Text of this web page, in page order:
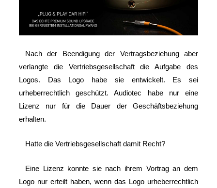
Nach der Beendigung der Vertragsbeziehung aber
verlangte die Vertriebsgesellschaft die Aufgabe des
Logos. Das Logo habe sie entwickelt. Es sei
urheberrechtlich geschützt. Audiotec habe nur eine
Lizenz nur für die Dauer der Geschäftsbeziehung
erhalten.
Hatte die Vertriebsgesellschaft damit Recht?
Eine Lizenz konnte sie nach ihrem Vortrag an dem
Logo nur erteilt haben, wenn das Logo urheberrechtlich